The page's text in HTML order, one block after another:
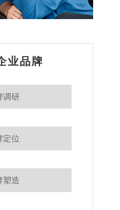
业品牌
调研
定位
塑造